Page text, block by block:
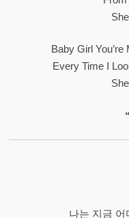
Baby Girl
Every Time I
나는 지금